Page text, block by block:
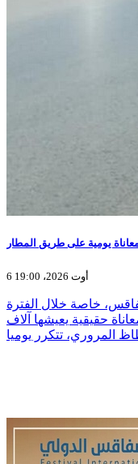
6 أوت 2026، 19:00
خاصة خلال الفترة
حقيقية يعيشها آلاف